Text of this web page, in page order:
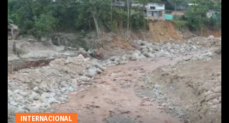
INTERNACIONAL